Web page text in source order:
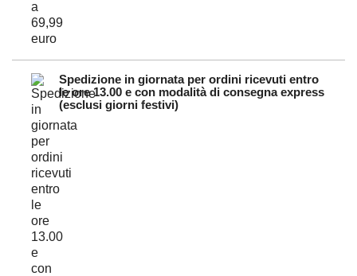
Spedizione in giornata per ordini ricevuti entro
le ore 13.00 e con modalità di consegna express
(esclusi giorni festivi)